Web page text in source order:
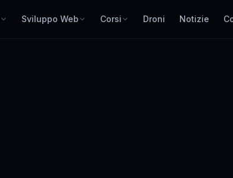
Sviluppo Web Corsi Droni Notizie